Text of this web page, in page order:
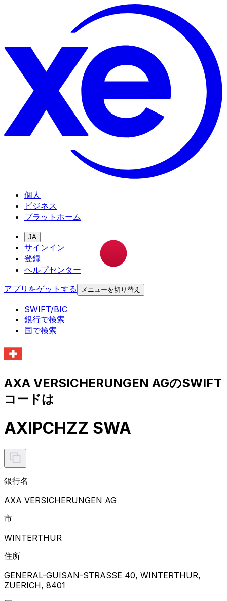
個人
ビジネス
プラットホーム
JA
サインイン
登録
ヘルプセンター
アプリをゲットする
メニューを切り替え
SWIFT/BIC
銀行で検索
国で検索
AXA VERSICHERUNGEN AGのSWIFT
コードは
AXIPCHZZ SWA
銀行名
AXA VERSICHERUNGEN AG
市
WINTERTHUR
住所
GENERAL-GUISAN-STRASSE 40, WINTERTHUR,
ZUERICH, 8401